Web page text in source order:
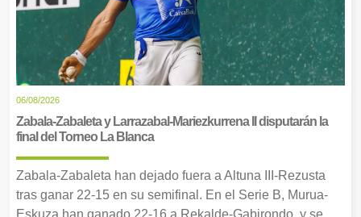
06/08/2026
Zabala-Zabaleta y Larrazabal-Mariezkurrena II disputarán la
final del Torneo La Blanca
Zabala-Zabaleta han dejado fuera a Altuna III-Rezusta
tras ganar 22-15 en su semifinal. En el Serie B, Murua-